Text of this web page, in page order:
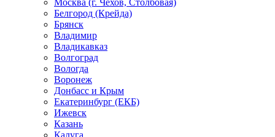
Москва (г. Чехов, Столбовая)
Белгород (Крейда)
Брянск
Владимир
Владикавказ
Волгоград
Вологда
Воронеж
Донбасс и Крым
Екатеринбург (ЕКБ)
Ижевск
Казань
Калуга